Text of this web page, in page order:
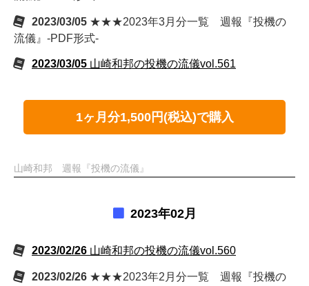
2023/03/05 ★★★2023年3月分一覧 週報『投機の
流儀』-PDF形式-
2023/03/05 山崎和邦の投機の流儀vol.561
1ヶ月分1,500円(税込)で購入
山崎和邦 週報『投機の流儀』
2023年02月
2023/02/26 山崎和邦の投機の流儀vol.560
2023/02/26 ★★★2023年2月分一覧 週報『投機の